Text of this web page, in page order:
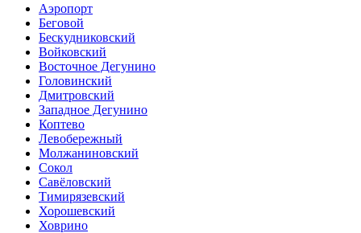
Аэропорт
Беговой
Бескудниковский
Войковский
Восточное Дегунино
Головинский
Дмитровский
Западное Дегунино
Коптево
Левобережный
Молжаниновский
Сокол
Савёловский
Тимирязевский
Хорошевский
Ховрино